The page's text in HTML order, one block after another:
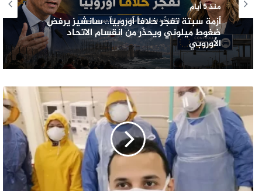
منذ 5 أيام
أزمة سبتة تفجّر خلافاً أوروبياً.. سانشيز يرفض
ضغوط ميلوني ويحذّر من انقسام الاتحاد
الأوروبي